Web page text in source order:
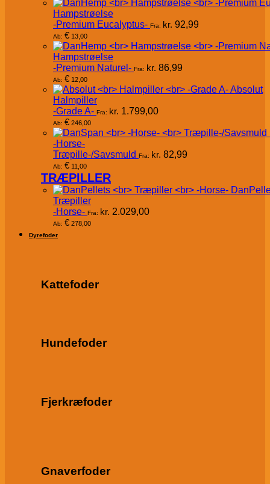
Hampstrøelse
-Premium Eucalyptus- Fra: kr. 92,99
Ab: € 13,00
Hampstrøelse
-Premium Naturel- Fra: kr. 86,99
Ab: € 12,00
Absolut
Halmpiller
-Grade A- Fra: kr. 1.799,00
Ab: € 246,00
-Horse-
Træpille-/Savsmuld Fra: kr. 82,99
Ab: € 11,00
TRÆPILLER
Træpiller
-Horse- Fra: kr. 2.029,00
Ab: € 278,00
Dyrefoder
Kattefoder
Hundefoder
Fjerkræfoder
Gnaverfoder